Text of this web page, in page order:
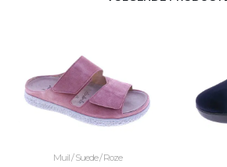
Muil / Suede / Roze